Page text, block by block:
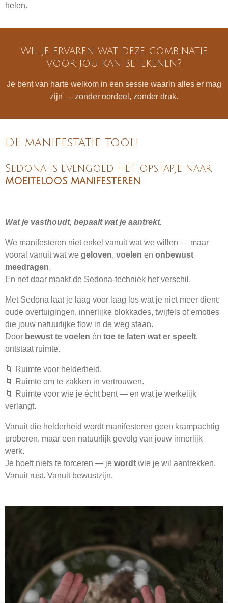
helen.
Wil je ervaren wat deze combinatie
voor jou kan betekenen?
Je bent van harte welkom in een sessie waarin alles er mag
zijn — zonder oordeel, zonder druk.
DE manifestatie tool!
Sedona is evengoed het opstapje naar
moeiteloos manifesteren
Wat je vasthoudt, bepaalt wat je aantrekt.
We manifesteren niet enkel vanuit wat we willen — maar
vooral vanuit wat we geloven, voelen en onbewust
meedragen.
En net daar maakt de Sedona-techniek het verschil.
Met Sedona laat je laag voor laag los wat je niet meer dient:
oude overtuigingen, innerlijke blokkades, twijfels of emoties
die jouw natuurlijke flow in de weg staan.
Door bewust te voelen én toe te laten wat er speelt,
ontstaat ruimte.
🌀 Ruimte voor helderheid.
🌀 Ruimte om te zakken in vertrouwen.
🌀 Ruimte voor wie je écht bent — en wat je werkelijk
verlangt.
Vanuit die helderheid wordt manifesteren geen krampachtig
proberen, maar een natuurlijk gevolg van jouw innerlijk
werk.
Je hoeft niets te forceren — je wordt wie je wil aantrekken.
Vanuit rust. Vanuit bewustzijn.